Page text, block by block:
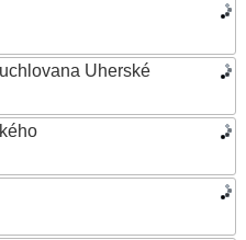
Uherské